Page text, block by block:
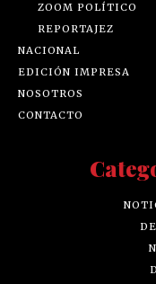
ZOOM POLÍTICO
REPORTAJEZ
NACIONAL
EDICIÓN IMPRESA
NOSOTROS
CONTACTO